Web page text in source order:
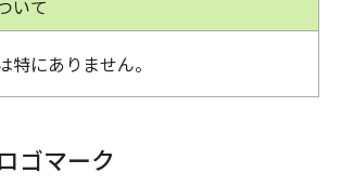
いて
特にありません。
ゴマーク